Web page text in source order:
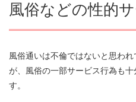
風俗などの性的
風俗通いは不倫ではないと思わ
が、風俗の一部サービス行為も
す。